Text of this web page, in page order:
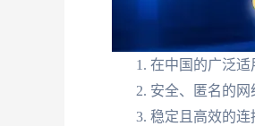
在中国的广泛适
安全、匿名的网
稳定且高效的连